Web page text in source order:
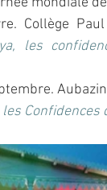
Collège
les
Confidences